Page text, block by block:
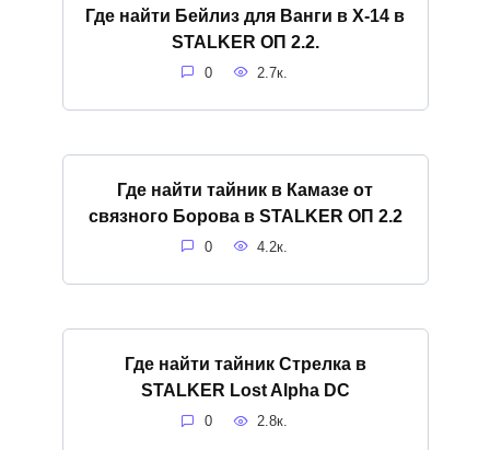
Где найти Бейлиз для Ванги в X-14 в
STALKER ОП 2.2.
0 2.7к.
Где найти тайник в Камазе от
связного Борова в STALKER ОП 2.2
0 4.2к.
Где найти тайник Стрелка в
STALKER Lost Alpha DC
0 2.8к.